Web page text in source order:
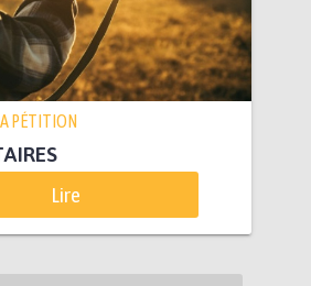
PÉTITION
Lire